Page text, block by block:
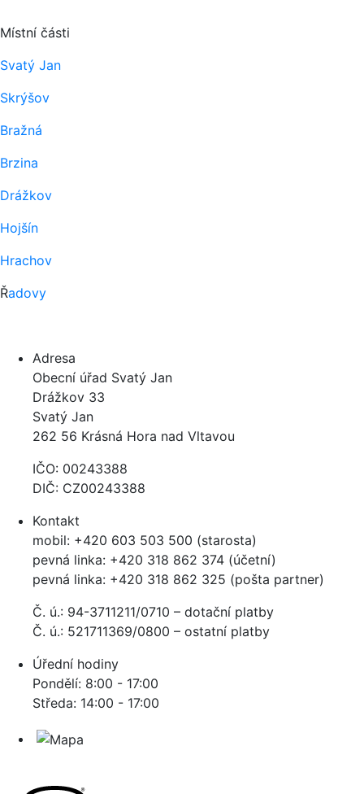
Místní části
Svatý Jan
Skrýšov
Bražná
Brzina
Drážkov
Hojšín
Hrachov
Řadovy
Adresa
Obecní úřad Svatý Jan
Drážkov 33
Svatý Jan
262 56 Krásná Hora nad Vltavou
IČO: 00243388
DIČ: CZ00243388
Kontakt
mobil: +420 603 503 500 (starosta)
pevná linka: +420 318 862 374 (účetní)
pevná linka: +420 318 862 325 (pošta partner)
Č. ú.: 94-3711211/0710 – dotační platby
Č. ú.: 521711369/0800 – ostatní platby
Úřední hodiny
Pondělí: 8:00 - 17:00
Středa: 14:00 - 17:00